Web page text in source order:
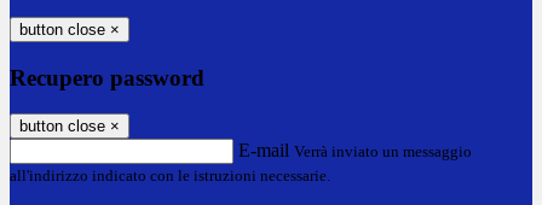
button close ×
Recupero password
button close ×
E-mail Verrà inviato un messaggio
all'indirizzo indicato con le istruzioni necessarie.